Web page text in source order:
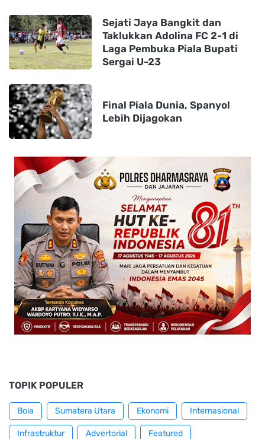
Sejati Jaya Bangkit dan
Taklukkan Adolina FC 2-1 di
Laga Pembuka Piala Bupati
Sergai U-23
Final Piala Dunia, Spanyol
Lebih Dijagokan
TOPIK POPULER
Bola Sumatera Utara Ekonomi Internasional
Infrastruktur Advertorial Featured